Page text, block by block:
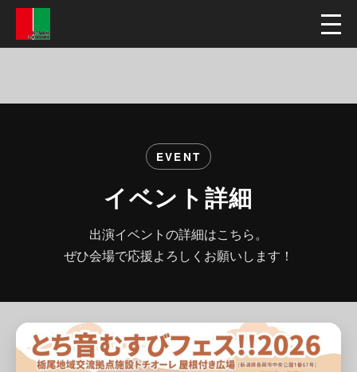
EVENT
イベント詳細
出演イベントの詳細はこちら。
ぜひ会場で応援よろしくお願いします！